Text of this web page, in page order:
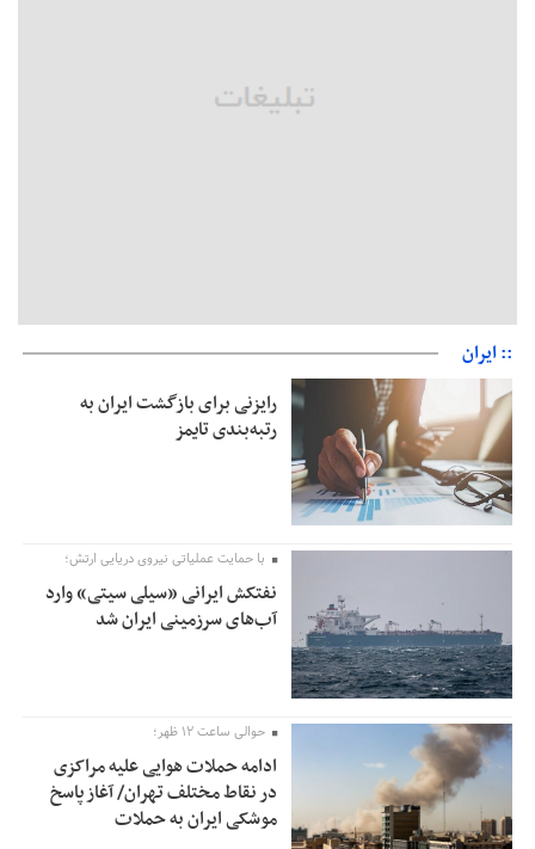
:: ایران
رایزنی برای بازگشت ایران به
رتبه‌بندی تایمز
با حمایت عملیاتی نیروی دریایی ارتش؛
نفتکش ایرانی «سیلی سیتی» وارد
آب‌های سرزمینی ایران شد
حوالی ساعت ۱۲ ظهر؛
ادامه حملات هوایی علیه مراکزی
در نقاط مختلف تهران/ آغاز پاسخ
موشکی ایران به حملات